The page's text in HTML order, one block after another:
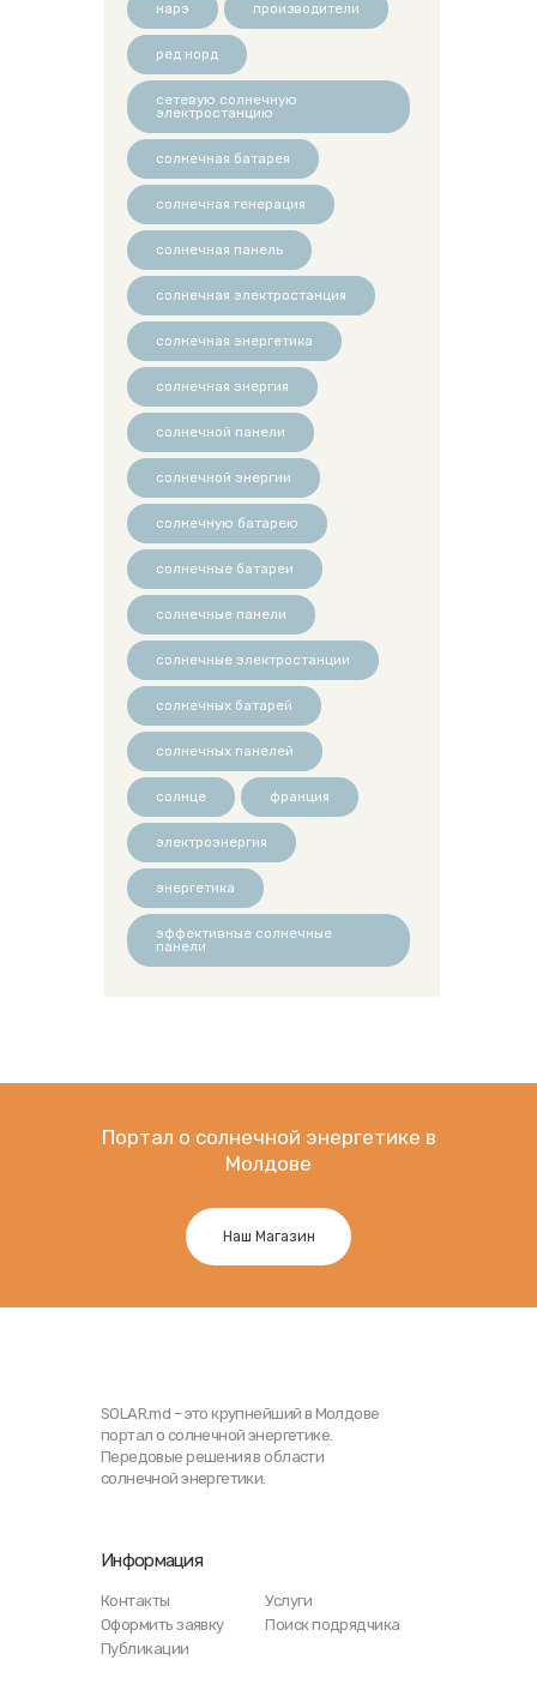
нарэ производители
ред норд
сетевую солнечную
электростанцию
солнечная батарея
солнечная генерация
солнечная панель
солнечная электростанция
солнечная энергетика
солнечная энергия
солнечной панели
солнечной энергии
солнечную батарею
солнечные батареи
солнечные панели
солнечные электростанции
солнечных батарей
солнечных панелей
солнце франция
электроэнергия
энергетика
эффективные солнечные
панели
Портал о солнечной энергетике в
Молдове
Наш Магазин
SOLAR.md – это крупнейший в Молдове
портал о солнечной энергетике.
Передовые решения в области
солнечной энергетики.
Информация
Контакты
Услуги
Оформить заявку
Поиск подрядчика
Публикации